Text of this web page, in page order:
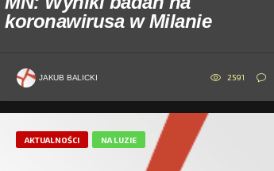
koronawirusa w Milanie
JAKUB BALICKI 2591
AKTUALNOŚCI NA LUZIE